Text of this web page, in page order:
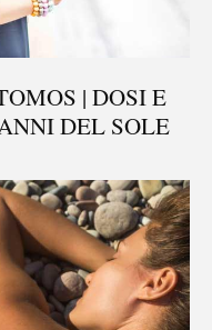
| DOSI E
DEL SOLE